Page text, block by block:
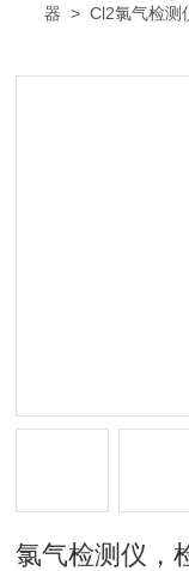
器 > Cl2氯气检测
氯气检测仪，